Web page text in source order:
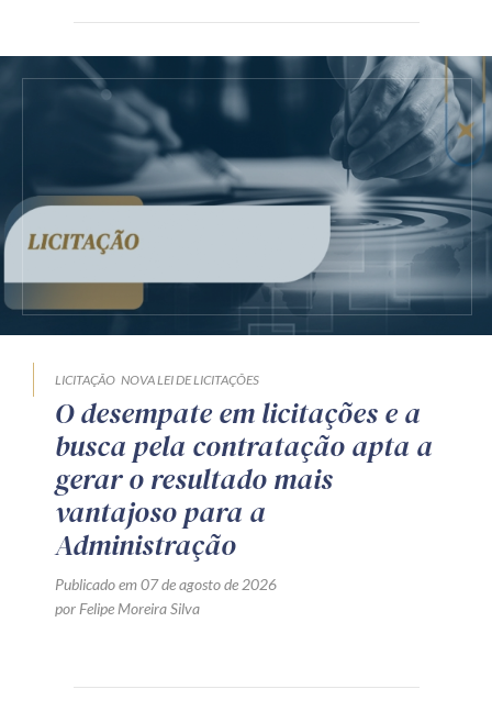
LICITAÇÃO NOVA LEI DE LICITAÇÕES
O desempate em licitações e a
busca pela contratação apta a
gerar o resultado mais
vantajoso para a
Administração
Publicado em 07 de agosto de 2026
por Felipe Moreira Silva